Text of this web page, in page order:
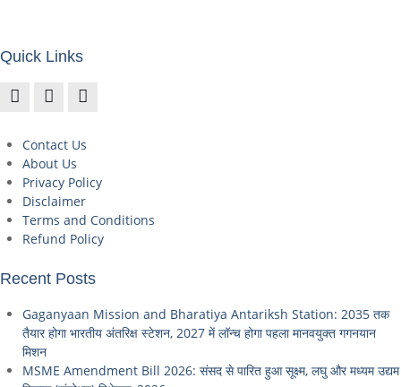
Quick Links
Contact Us
About Us
Privacy Policy
Disclaimer
Terms and Conditions
Refund Policy
Recent Posts
Gaganyaan Mission and Bharatiya Antariksh Station: 2035 तक
तैयार होगा भारतीय अंतरिक्ष स्टेशन, 2027 में लॉन्च होगा पहला मानवयुक्त गगनयान
मिशन
MSME Amendment Bill 2026: संसद से पारित हुआ सूक्ष्म, लघु और मध्यम उद्यम